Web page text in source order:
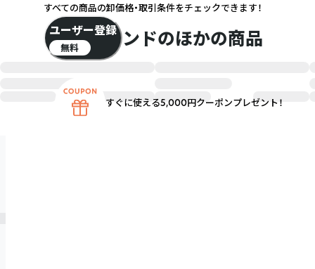
このブランドのほかの商品
すべての商品の卸価格・取引条件をチェックできます！
ユーザー登録
無料
すぐに使える5,000円クーポンプレゼント！